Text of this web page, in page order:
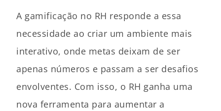
A gamificação no RH responde a essa
necessidade ao criar um ambiente mais
interativo, onde metas deixam de ser
apenas números e passam a ser desafios
envolventes. Com isso, o RH ganha uma
nova ferramenta para aumentar a